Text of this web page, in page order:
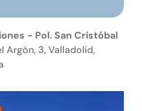
- Pol. San Cristóbal
Argón, 3, Valladolid,